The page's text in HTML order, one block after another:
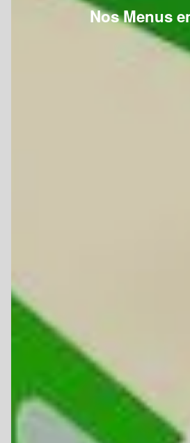
Nos Menus